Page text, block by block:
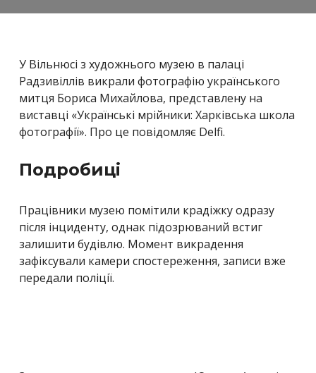
У Вільнюсі з художнього музею в палаці
Радзивіллів викрали фотографію українського
митця Бориса Михайлова, представлену на
виставці «Українські мрійники: Харківська школа
фотографії». Про це повідомляє Delfi.
Подробиці
Працівники музею помітили крадіжку одразу
після інциденту, однак підозрюваний встиг
залишити будівлю. Момент викрадення
зафіксували камери спостереження, записи вже
передали поліції.